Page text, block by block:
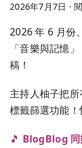
2026年7月7日 ·
2026 年 6 月份
「音樂與記憶
稿！
主持人柚子把
標籤篩選功能
🎵 BlogBlog 同